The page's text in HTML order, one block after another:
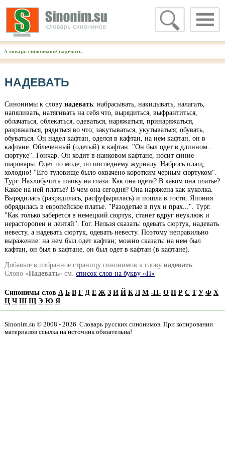
/словарь синонимов/ надевать
НАДЕВАТЬ
Синонимы к слову надевать: набрасывать, накидывать, налагать,
напяливать, натягивать на себя что, вырядиться, выфрантиться,
облачаться, облекаться, одеваться, наряжаться, принаряжаться,
разряжаться, рядиться во что; закутываться, укутываться; обувать,
обуваться. Он надел кафтан, оделся в кафтан, на нем кафтан, он в
кафтане. Облеченный (одетый) в кафтан. "Он был одет в длинном...
сюртуке". Гончар. Он ходит в нанковом кафтане, носит синие
шаровары. Одет по моде, по последнему журналу. Набрось плащ,
холодно! "Его туловище было охвачено коротким черным сюртуком".
Тург. Нахлобучить шапку на глаза. Как она одета? В каком она платье?
Какое на ней платье? В чем она сегодня? Она наряжена как куколка.
Вырядилась (разрядилась, расфуфырилась) и пошла в гости. Япония
обрядилась в европейское платье. "Разодетые в пух и прах...". Тург.
"Как только заберется в немецкий сюртук, станет вдруг неуклюж и
нерасторопен и лентяй". Гог. Нельзя сказать: одевать сюртук, надевать
невесту, а надевать сюртук, одевать невесту. Поэтому неправильно
выражение: на нем был одет кафтан; можно сказать: на нем был
кафтан, он был в кафтане, он был одет в кафтан (в кафтане).
Добавьте в избранное страницу синонимов к слову надевать
Слово «Надевать» см. список слов на букву «Н»
Синонимы слов А Б В Г Д Е Ж З И Й К Л М -Н- О П Р С Т У Ф Х
Ц Ч Ш Щ Э Ю Я
Sinonim.su © 2008 - 2026. Словарь русских синонимов. При копировании
материалов ссылка на источник обязательна!